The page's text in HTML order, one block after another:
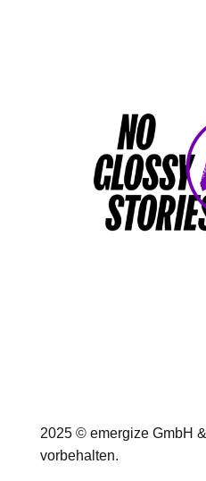
2025 © emergize GmbH
vorbehalten.